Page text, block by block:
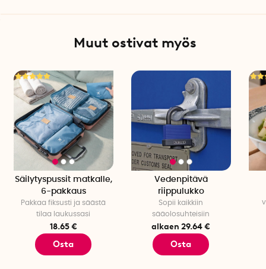
Muut ostivat myös
Säilytyspussit matkalle,
6-pakkaus
Pakkaa fiksusti ja säästä
tilaa laukussasi
18.65 €
Osta
Vedenpitävä
riippulukko
Sopii kaikkiin
sääolosuhteisiin
alkaen 29.64 €
Osta